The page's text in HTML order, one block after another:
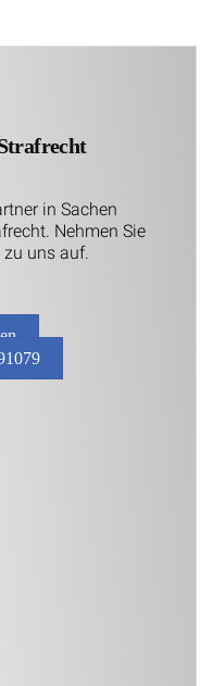
in Sachen
Nehmen Sie
uns auf.